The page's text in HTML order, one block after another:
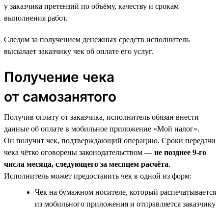
у заказчика претензий по объёму, качеству и срокам
выполнения работ.
Следом за получением денежных средств исполнитель
высылает заказчику чек об оплате его услуг.
Получение чека
от самозанятого
Получив оплату от заказчика, исполнитель обязан внести
данные об оплате в мобильное приложение «Мой налог».
Он получит чек, подтверждающий операцию. Сроки передачи
чека чётко оговорены законодательством — не позднее 9-го
числа месяца, следующего за месяцем расчёта.
Исполнитель может предоставить чек в одной из форм:
Чек на бумажном носителе, который распечатывается
из мобильного приложения и отправляется заказчику